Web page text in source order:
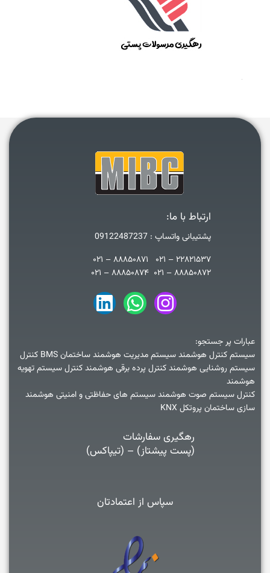
ارتباط با ما:
پشتیبانی واتساپ : 09122487237
۲۲۸۲۱۵۳۷ – ۰۲۱ ۸۸۸۵۰۸۷۱ – ۰۲۱
۸۸۸۵۰۸۷۲ – ۰۲۱ ۸۸۸۵۰۸۷۴ – ۰۲۱
عبارات پر جستجو:
سیستم کنترل هوشمند سیستم مدیریت هوشمند ساختمان BMS کنترل
سیستم روشنایی هوشمند کنترل پرده برقی هوشمند کنترل سیستم تهویه
هوشمند
کنترل سیستم صوت هوشمند سیستم های حفاظتی و امنیتی هوشمند
سازی ساختمان پروتکل KNX
رهگیری سفارشات
(پست پیشتاز) – (تیپاکس)
سپاس از اعتمادتان